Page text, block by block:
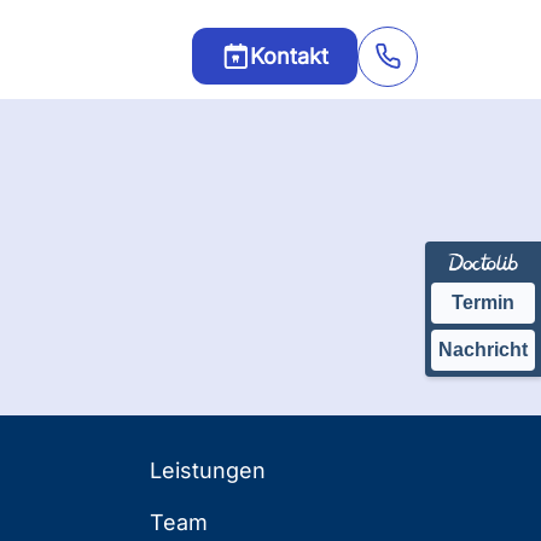
Kontakt
Leistungen
Team
Termin
Nachricht